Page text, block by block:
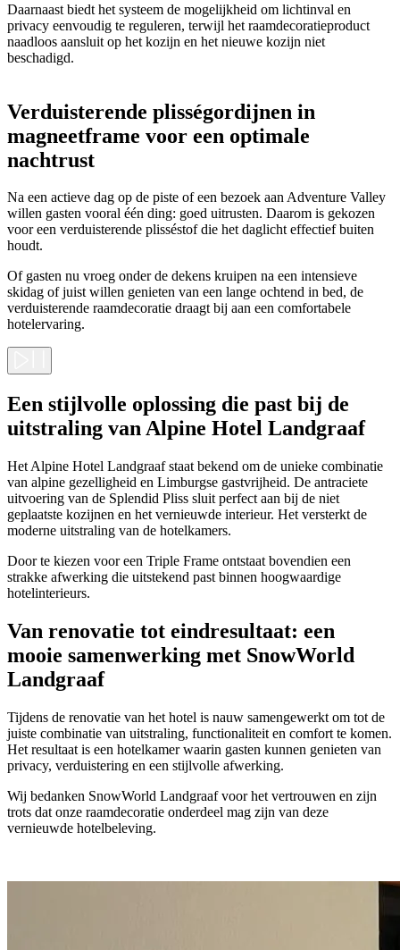
Daarnaast biedt het systeem de mogelijkheid om lichtinval en
privacy eenvoudig te reguleren, terwijl het raamdecoratieproduct
naadloos aansluit op het kozijn en het nieuwe kozijn niet
beschadigd.
Verduisterende plisségordijnen in
magneetframe voor een optimale
nachtrust
Na een actieve dag op de piste of een bezoek aan Adventure Valley
willen gasten vooral één ding: goed uitrusten. Daarom is gekozen
voor een verduisterende plisséstof die het daglicht effectief buiten
houdt.
Of gasten nu vroeg onder de dekens kruipen na een intensieve
skidag of juist willen genieten van een lange ochtend in bed, de
verduisterende raamdecoratie draagt bij aan een comfortabele
hotelervaring.
Een stijlvolle oplossing die past bij de
uitstraling van Alpine Hotel Landgraaf
Het Alpine Hotel Landgraaf staat bekend om de unieke combinatie
van alpine gezelligheid en Limburgse gastvrijheid. De antraciete
uitvoering van de Splendid Pliss sluit perfect aan bij de niet
geplaatste kozijnen en het vernieuwde interieur. Het versterkt de
moderne uitstraling van de hotelkamers.
Door te kiezen voor een Triple Frame ontstaat bovendien een
strakke afwerking die uitstekend past binnen hoogwaardige
hotelinterieurs.
Van renovatie tot eindresultaat: een
mooie samenwerking met SnowWorld
Landgraaf
Tijdens de renovatie van het hotel is nauw samengewerkt om tot de
juiste combinatie van uitstraling, functionaliteit en comfort te komen.
Het resultaat is een hotelkamer waarin gasten kunnen genieten van
privacy, verduistering en een stijlvolle afwerking.
Wij bedanken SnowWorld Landgraaf voor het vertrouwen en zijn
trots dat onze raamdecoratie onderdeel mag zijn van deze
vernieuwde hotelbeleving.